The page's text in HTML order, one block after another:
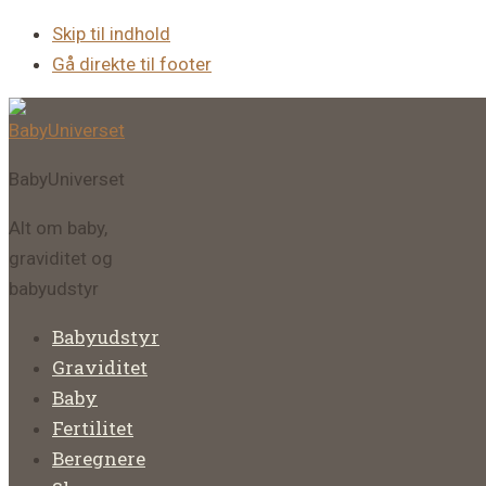
Skip til indhold
Gå direkte til footer
BabyUniverset
Alt om baby,
graviditet og
babyudstyr
Babyudstyr
Graviditet
Baby
Fertilitet
Beregnere